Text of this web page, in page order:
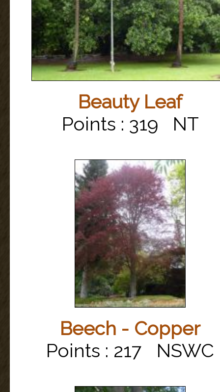
Beauty Leaf
Points : 319 NT
Beech - Copper
Points : 217 NSWC